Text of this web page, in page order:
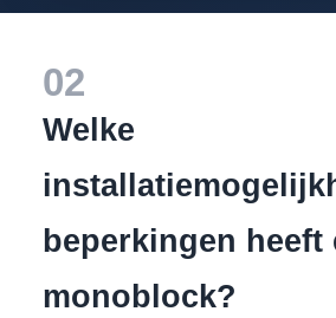
02
Welke
beperkingen heeft
monoblock?